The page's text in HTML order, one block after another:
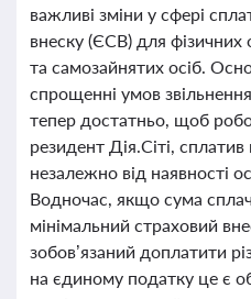
важливі зміни у сфері
внеску (ЄСВ) для
та самозайнятих осіб.
спрощенні умов
тепер достатньо, щоб
резидент Дія.Сіті,
незалежно від наявності
Водночас, якщо сума
мінімальний страховий
зобов’язаний доплатити
на єдиному податку це є